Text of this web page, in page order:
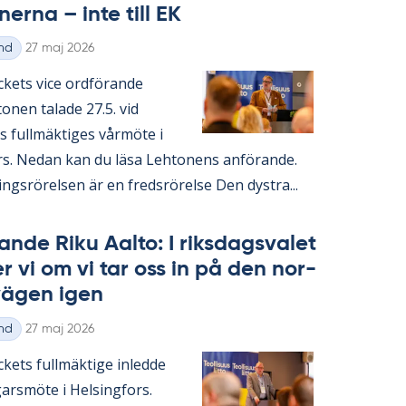
– inte till EK
Skriven
27 maj 2026
vice ord­fö­ran­de
ta­la­de 27.5. vid
full­mäk­ti­ges vår­möte i
Ne­dan kan du läsa Lehto­nens an­fö­ran­de.
är en freds­rö­rel­se Den dyst­ra...
Riku Aal­to: I riks­dags­va­let
vi om vi tar oss in på den nor­
igen
Skriven
27 maj 2026
full­mäk­ti­ge in­led­de
i Helsing­fors.